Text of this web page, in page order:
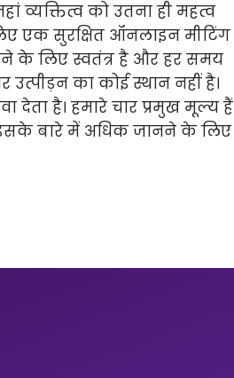
को उतना ही महत्व
एक सुरक्षित ऑनलाइन मीटिंग
के लिए स्वतंत्र है और हर समय
उत्पीड़न का कोई स्थान नहीं है।
देता है। हमारे चार प्रमुख मूल्य हैं
इसके बारे में अधिक जानने के लिए